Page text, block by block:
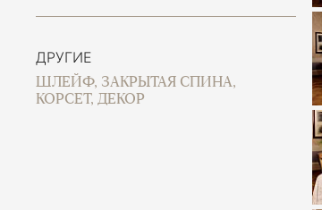
ДРУГИЕ
ШЛЕЙФ, ЗАКРЫТАЯ СПИНА,
КОРСЕТ, ДЕКОР